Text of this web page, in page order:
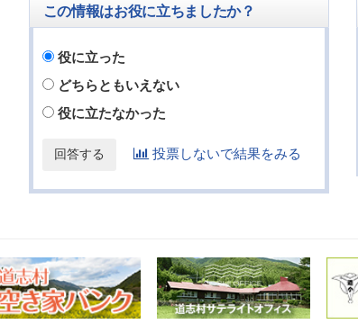
この情報はお役に立ちましたか？
役に立った
どちらともいえない
役に立たなかった
投票しないで結果をみる